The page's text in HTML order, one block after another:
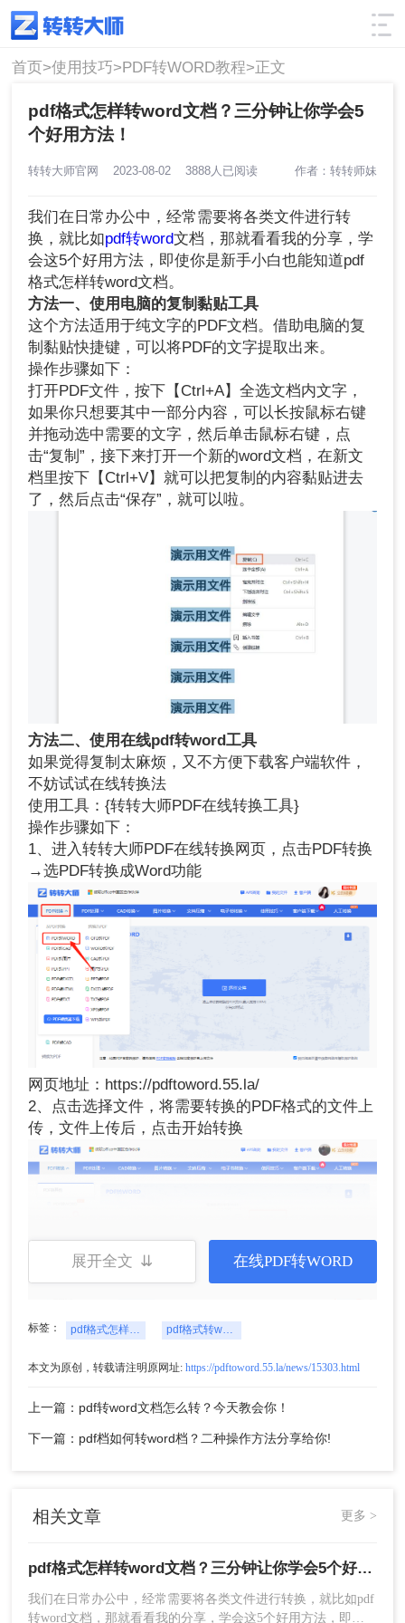
使用技巧 筛选
首页>使用技巧>PDF转WORD教程>正文
pdf格式怎样转word文档？三分钟让你学会5
个好用方法！
转转大师官网 2023-08-02 3888人已阅读 作者：转转师妹
我们在日常办公中，经常需要将各类文件进行转
换，就比如pdf转word文档，那就看看我的分享，学
会这5个好用方法，即使你是新手小白也能知道pdf
格式怎样转word文档。
方法一、使用电脑的复制黏贴工具
这个方法适用于纯文字的PDF文档。借助电脑的复
制黏贴快捷键，可以将PDF的文字提取出来。
操作步骤如下：
打开PDF文件，按下【Ctrl+A】全选文档内文字，
如果你只想要其中一部分内容，可以长按鼠标右键
并拖动选中需要的文字，然后单击鼠标右键，点
击“复制”，接下来打开一个新的word文档，在新文
档里按下【Ctrl+V】就可以把复制的内容黏贴进去
了，然后点击“保存”，就可以啦。
方法二、使用在线pdf转word工具
如果觉得复制太麻烦，又不方便下载客户端软件，
不妨试试在线转换法
使用工具：{转转大师PDF在线转换工具}
操作步骤如下：
1、进入转转大师PDF在线转换网页，点击PDF转换
→选PDF转换成Word功能
网页地址：https://pdftoword.55.la/
2、点击选择文件，将需要转换的PDF格式的文件上
传，文件上传后，点击开始转换
3、转换完成后点击【下载】,保存文件即可.
展开全文 ⇊ 在线PDF转WORD
标签： pdf格式怎样转word文档 pdf格式转word格式文档
本文为原创，转载请注明原网址: https://pdftoword.55.la/news/15303.html
上一篇：pdf转word文档怎么转？今天教会你！
下一篇：pdf档如何转word档？二种操作方法分享给你!
相关文章 更多 >
pdf格式怎样转word文档？三分钟让你学会5个好用方法！
我们在日常办公中，经常需要将各类文件进行转换，就比如pdf
转word文档，那就看看我的分享，学会这5个好用方法，即使